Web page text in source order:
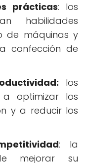
prácticas: los
habilidades
de máquinas y
confección de
los
a optimizar los
y a reducir los
: la
mejorar su